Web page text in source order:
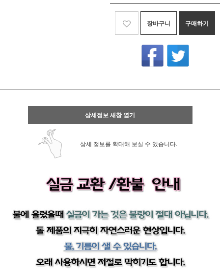
장바구니 구매하기
상세정보 새창 열기
상세 정보를 확대해 보실 수 있습니다.